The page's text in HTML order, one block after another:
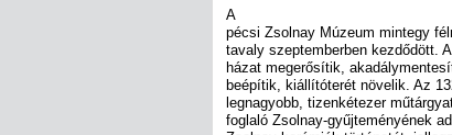
A
pécsi Zsolnay Múzeum mintegy
tavaly szeptemberben kezdődött.
házat megerősítik,
beépítik, kiállítóterét növelik. Az
legnagyobb, tizenkétezer
foglaló Zsolnay-gyűjteményének